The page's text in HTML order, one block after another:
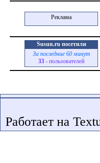
Реклама
Susun.ru посетили
За последние 60 минут
33 - пользователей
Работает на